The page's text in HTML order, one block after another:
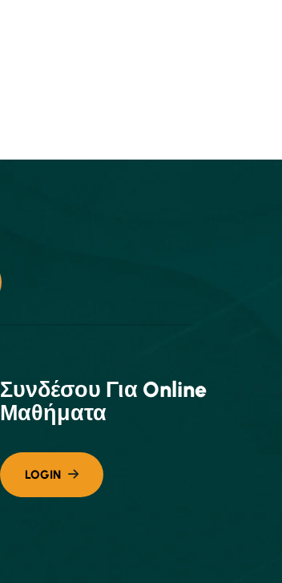
Συνδέσου Για Online
Μαθήματα